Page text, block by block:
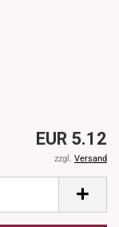
EUR 5.12
zzgl. Versand